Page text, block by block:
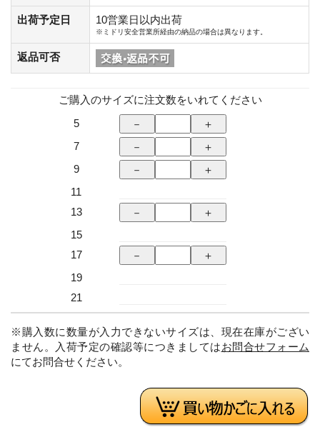
出荷予定日 10営業日以内出荷
※ミドリ安全営業所経由の納品の場合は異なります。
返品可否
ご購入のサイズに注文数をいれてください
5
7
9
11
13
15
17
19
21
※購入数に数量が入力できないサイズは、現在在庫がござい
ません。入荷予定の確認等につきましてはお問合せフォーム
にてお問合せください。